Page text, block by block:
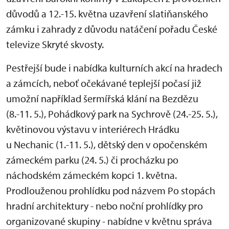
důvodů a 12.-15. května uzavření slatiňanského
zámku i zahrady z důvodu natáčení pořadu České
televize Skryté skvosty.
Pestřejší bude i nabídka kulturních akcí na hradech
a zámcích, neboť očekávané teplejší počasí již
umožní například šermířská klání na Bezdězu
(8.-11. 5.), Pohádkový park na Sychrově (24.-25. 5.),
květinovou výstavu v interiérech Hrádku
u Nechanic (1.-11. 5.), dětský den v opočenském
zámeckém parku (24. 5.) či procházku po
náchodském zámeckém kopci 1. května.
Prodlouženou prohlídku pod názvem Po stopách
hradní architektury - nebo noční prohlídky pro
organizované skupiny - nabídne v květnu správa